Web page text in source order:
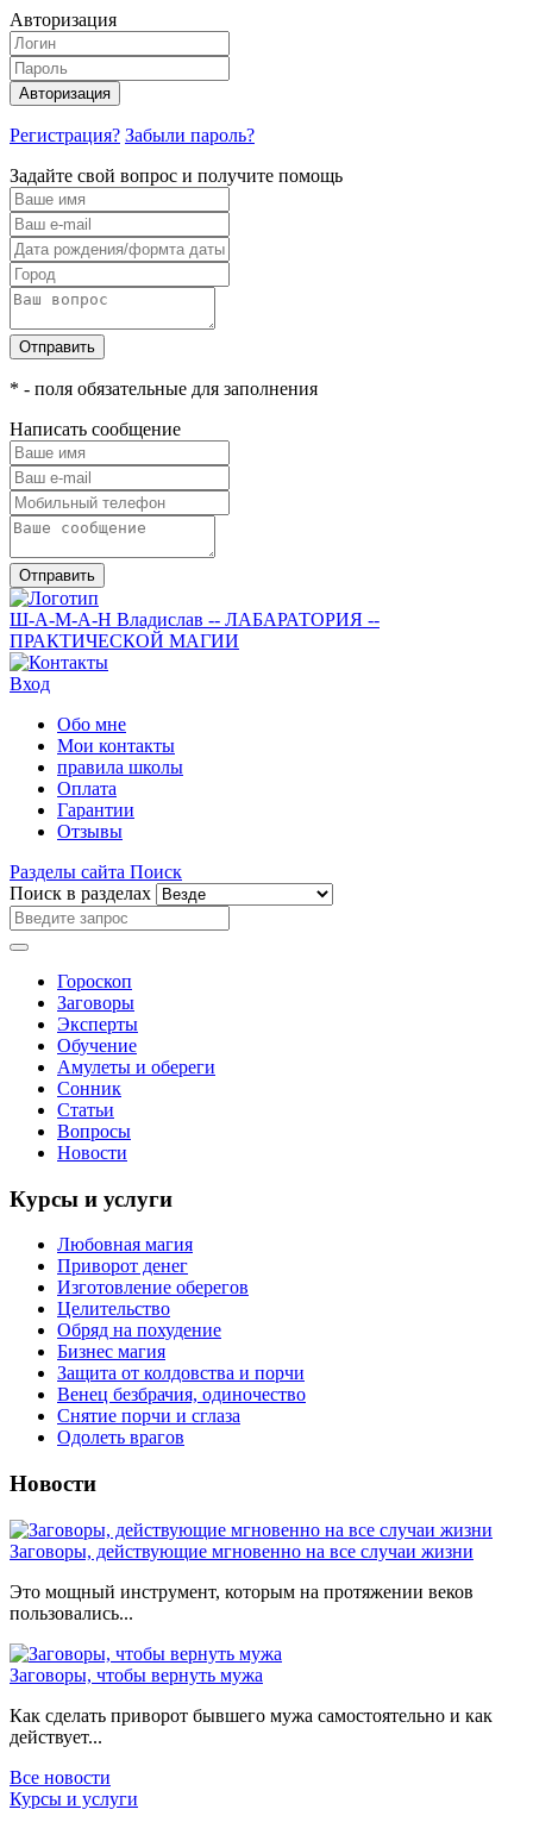
Авторизация
Авторизация
Регистрация? Забыли пароль?
Задайте свой вопрос и получите помощь
Отправить
* - поля обязательные для заполнения
Написать сообщение
Отправить
Ш-А-М-А-Н Владислав -- ЛАБАРАТОРИЯ --
ПРАКТИЧЕСКОЙ МАГИИ
Вход
Обо мне
Мои контакты
правила школы
Оплата
Гарантии
Отзывы
Разделы сайта Поиск
Поиск в разделах
Гороскоп
Заговоры
Эксперты
Обучение
Амулеты и обереги
Сонник
Статьи
Вопросы
Новости
Курсы и услуги
Любовная магия
Приворот денег
Изготовление оберегов
Целительство
Обряд на похудение
Бизнес магия
Защита от колдовства и порчи
Венец безбрачия, одиночество
Снятие порчи и сглаза
Одолеть врагов
Новости
Заговоры, действующие мгновенно на все случаи жизни
Это мощный инструмент, которым на протяжении веков
пользовались...
Заговоры, чтобы вернуть мужа
Как сделать приворот бывшего мужа самостоятельно и как
действует...
Все новости
Курсы и услуги